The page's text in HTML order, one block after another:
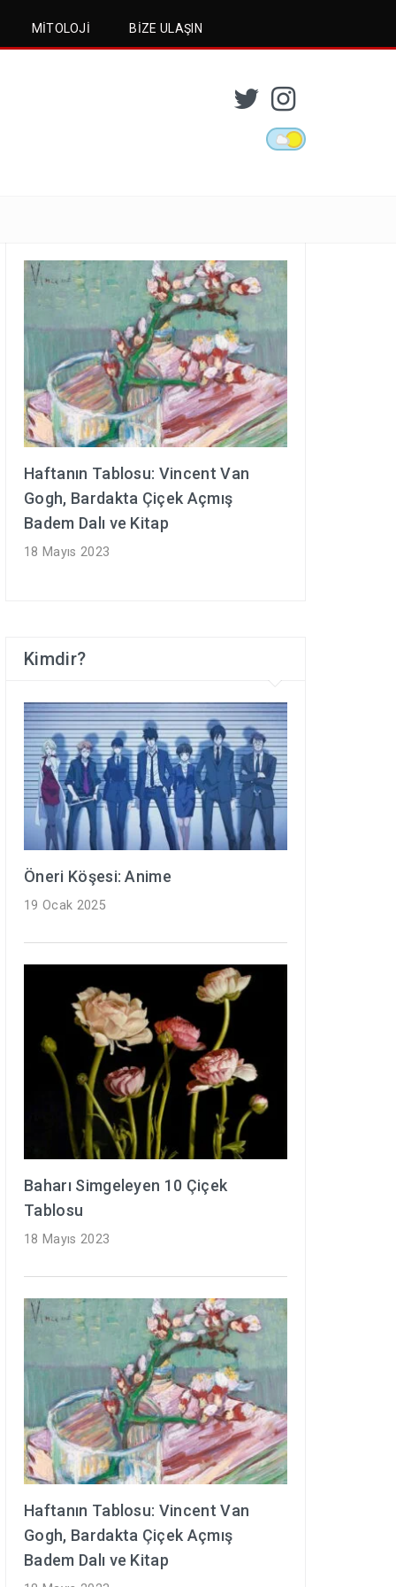
MITOLOJI BIZE ULAŞIN
Haftanın Tablosu: Vincent Van
Gogh, Bardakta Çiçek Açmış
Badem Dalı ve Kitap
18 Mayıs 2023
Kimdir?
Öneri Köşesi: Anime
19 Ocak 2025
Baharı Simgeleyen 10 Çiçek
Tablosu
18 Mayıs 2023
Haftanın Tablosu: Vincent Van
Gogh, Bardakta Çiçek Açmış
Badem Dalı ve Kitap